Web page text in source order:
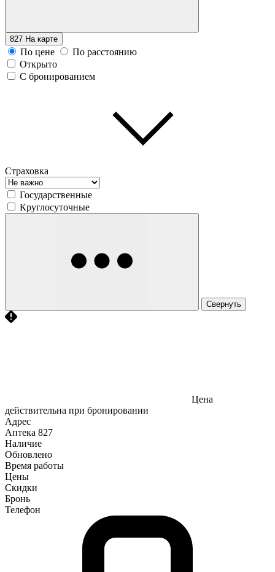
827 На карте
По цене
По расстоянию
Открыто
С бронированием
Страховка
Государственные
Круглосуточные
Свернуть
Цена
действительна при бронировании
Адрес
Аптека 827
Наличие
Обновлено
Время работы
Цены
Скидки
Бронь
Телефон